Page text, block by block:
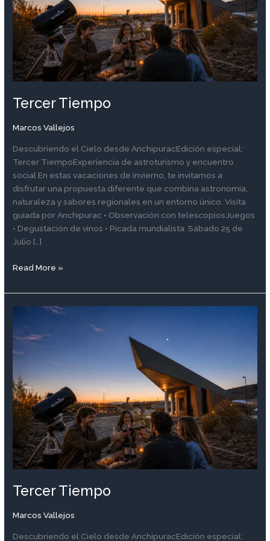
Tercer Tiempo
Marcos Vallejos
Descubriendo el Cielo desde AnchipuracEdición especial:
Tercer TiempoExperiencia de astroturismo y encuentro
social En estas vacaciones de invierno, te invitamos a
disfrutar una propuesta diferente que combina astronomía,
naturaleza y sabores regionales en un entorno único. Visita
guiada por Anchipurac • Observación con telescopiosJuegos
• Degustación de vinos • Picada mundialista Sábado 25 de
Julio […]
Read More »
Tercer Tiempo
Marcos Vallejos
Descubriendo el Cielo desde AnchipuracEdición especial: